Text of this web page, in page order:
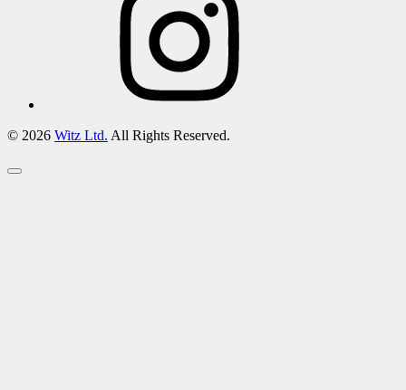
© 2026 Witz Ltd. All Rights Reserved.